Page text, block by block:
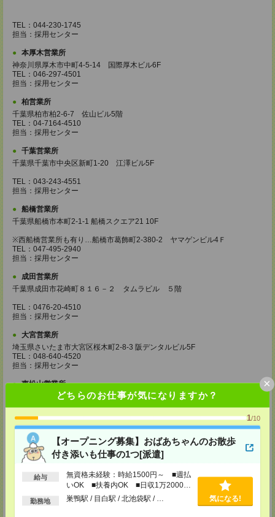
どちらのお仕事が気になりますか？
1/10
【オープニング募集】おばあちゃんのお散歩
付き添いも仕事の1つ[派遣]
給与
無資格未経験：時給1500円～ ■週払
いOK ■扶養内OK ■日収1万2000円
以上
勤務地 巣鴨駅 / 目白駅 / 北池袋駅 / … 気になる!
×
TEL：044-230-1745
担当：採用センター
本厚木営業所
神奈川県厚木市中町4-5-14 国際厚木ビル6F
TEL：046-297-4501
担当：採用センター
柏営業所
千葉県柏市柏2-6-7 佐山ビル5階
TEL：04-7164-4510
担当：採用センター
千葉営業所
千葉県千葉市中央区新町1-20 江澤ビル5F
TEL：043-243-4551
担当：採用センター
船橋営業所
千葉県船橋市本町2-1-1 船橋スクエア21 10F
※西船橋営業所も有り…船橋市葛飾町2-380-2 ヤマゲンビル4Ｆ
TEL：047-495-2940
担当：採用センター
成田営業所
千葉県成田市花崎町８１６－２ タムラビル ５階
TEL：0476-20-4510
担当：採用センター
大宮営業所
埼玉県さいたま市大宮区桜木町2-8-3 阪デンタルビル5F
TEL：048-640-4520
担当：採用センター
東松山営業所
埼玉県松山市箭弓町1-6-1 ZONA1 3F
※川越営業所もあり…埼玉県川越市脇田本町11-1 川越シティービル6F
TEL：0493-21-4510
担当：採用センター
越谷営業所
埼玉県越谷市南越谷1-16-8 イーストサンビル5 5F
TEL：048-990-4510
担当：採用センター
錦糸町営業所